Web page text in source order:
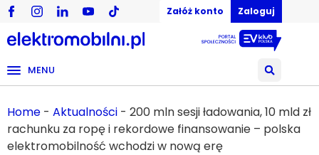
Załóż konto Zaloguj
MENU
Home - Aktualności - 200 mln sesji ładowania, 10 mld zł
rachunku za ropę i rekordowe finansowanie – polska
elektromobilność wchodzi w nową erę